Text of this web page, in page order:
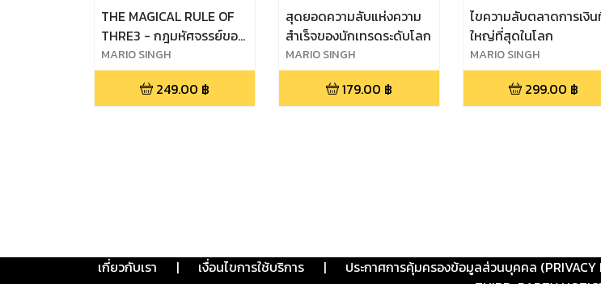
THE MAGICAL RULE OF
THRE3 - กฎมหัศจรรย์ของ
เลข3
MARIO SINGH
249.00 ฿
สุดยอดความลับแห่งความ
สำเร็จของนักเทรดระดับโลก
MARIO SINGH
179.00 ฿
ไขความลับตลาดการเงิ
ใหญ่ที่สุดในโลก
MARIO SINGH
299.00 ฿
เกี่ยวกับเรา | เงื่อนไขการใช้บริการ | ประกาศการคุ้มครองข้อมูลส่วนบุคคล (PRIVACY